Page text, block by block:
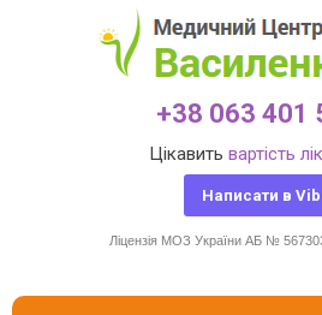
+38 063 401
Цікавить вартість
Написати в
Ліцензія МОЗ України АБ №